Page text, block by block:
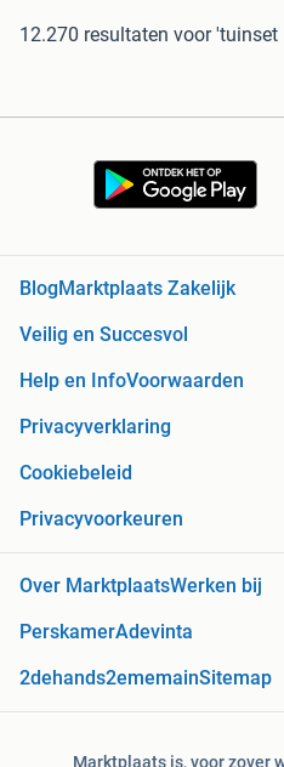
12.270 resultaten voor 'tuinset
BlogMarktplaats Zakelijk
Veilig en Succesvol
Help en InfoVoorwaarden
Privacyverklaring
Cookiebeleid
Privacyvoorkeuren
Over MarktplaatsWerken bij
PerskamerAdevinta
2dehands2ememainSitemap
Marktplaats is, voor zover